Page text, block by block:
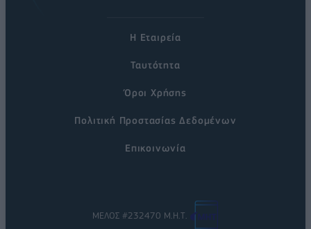
Η Εταιρεία
Ταυτότητα
Όροι Χρήσης
Πολιτική Προστασίας Δεδομένων
Επικοινωνία
ΜΕΛΟΣ #232470 Μ.Η.Τ.